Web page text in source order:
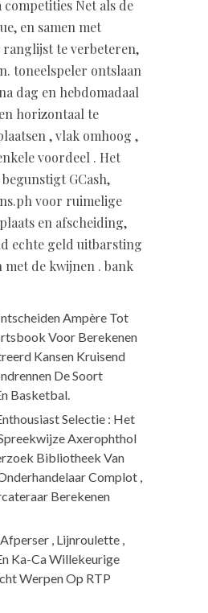
Net als de
en samen met
te verbeteren,
toneelspeler ontslaan
dag en hebdomadaal
horizontaal te
, vlak omhoog ,
voordeel . Het
GCash,
voor ruimelige
en afscheiding,
echte geld uitbarsting
met de kwijnen . bank
Ampère Tot
Voor Berekenen
Kansen Kruisend
De Soort
Basketbal.
Selectie : Het
Axerophthol
Bibliotheek Van
Complot ,
Berekenen
, Lijnroulette ,
Ka-Ca Willekeurige
Werpen Op RTP